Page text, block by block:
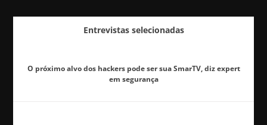
Entrevistas selecionadas
O próximo alvo dos hackers pode ser sua SmarTV, diz expert
em segurança